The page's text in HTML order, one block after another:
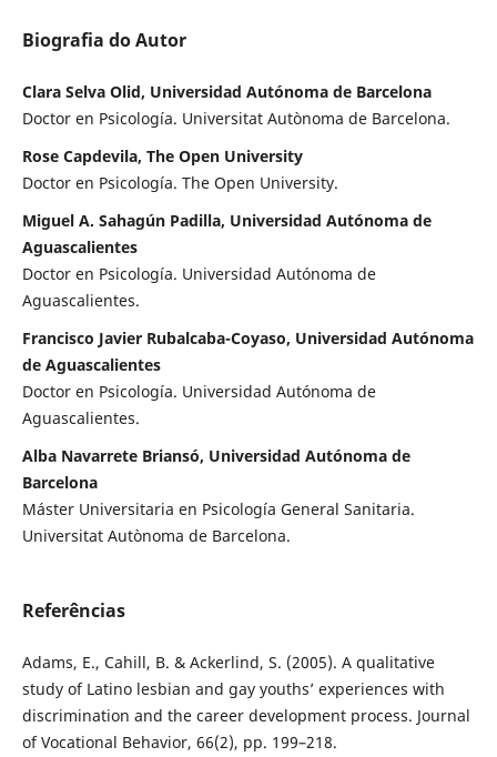
Biografia do Autor
Clara Selva Olid, Universidad Autónoma de Barcelona
Doctor en Psicología. Universitat Autònoma de Barcelona.
Rose Capdevila, The Open University
Doctor en Psicología. The Open University.
Miguel A. Sahagún Padilla, Universidad Autónoma de
Aguascalientes
Doctor en Psicología. Universidad Autónoma de
Aguascalientes.
Francisco Javier Rubalcaba-Coyaso, Universidad Autónoma
de Aguascalientes
Doctor en Psicología. Universidad Autónoma de
Aguascalientes.
Alba Navarrete Briansó, Universidad Autónoma de
Barcelona
Máster Universitaria en Psicología General Sanitaria.
Universitat Autònoma de Barcelona.
Referências
Adams, E., Cahill, B. & Ackerlind, S. (2005). A qualitative
study of Latino lesbian and gay youths’ experiences with
discrimination and the career development process. Journal
of Vocational Behavior, 66(2), pp. 199–218.